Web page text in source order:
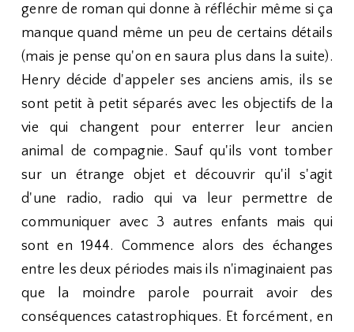
genre de roman qui donne à réfléchir même si ça
manque quand même un peu de certains détails
(mais je pense qu'on en saura plus dans la suite).
Henry décide d'appeler ses anciens amis, ils se
sont petit à petit séparés avec les objectifs de la
vie qui changent pour enterrer leur ancien
animal de compagnie. Sauf qu'ils vont tomber
sur un étrange objet et découvrir qu'il s'agit
d'une radio, radio qui va leur permettre de
communiquer avec 3 autres enfants mais qui
sont en 1944. Commence alors des échanges
entre les deux périodes mais ils n'imaginaient pas
que la moindre parole pourrait avoir des
conséquences catastrophiques. Et forcément, en